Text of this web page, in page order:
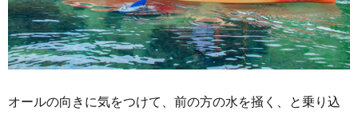
オールの向きに気をつけて、前の方の水を掻く、と乗り込